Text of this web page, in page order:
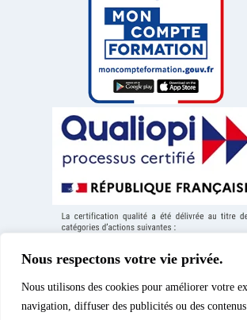
Nous respectons votre vie privée.
Nous utilisons des cookies pour améliorer votre
navigation, diffuser des publicités ou des